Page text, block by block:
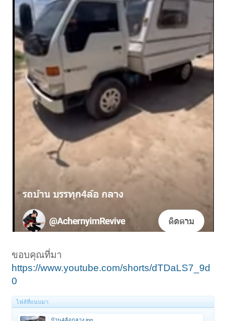
ขอบคุณที่มา
https://www.youtube.com/shorts/dTDaLS7_9d
0
ไฟล์ที่แนบมา: